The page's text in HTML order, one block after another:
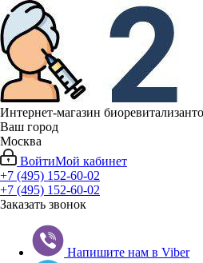
Интернет-магазин
Ваш город
Москва
ВойтиМой кабинет
+7 (495) 152-60-02
+7 (495) 152-60-02
Заказать звонок
Напишите нам в Viber